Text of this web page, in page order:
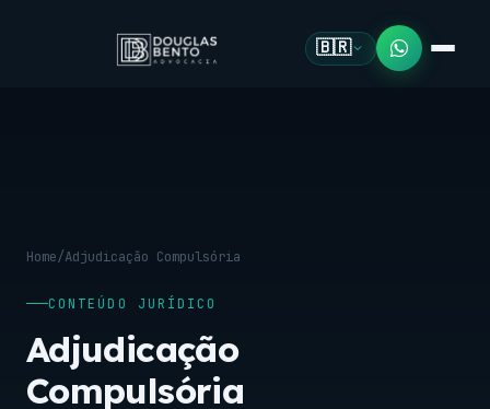
🇧🇷
Home/Adjudicação Compulsória
CONTEÚDO JURÍDICO
Adjudicação
Compulsória